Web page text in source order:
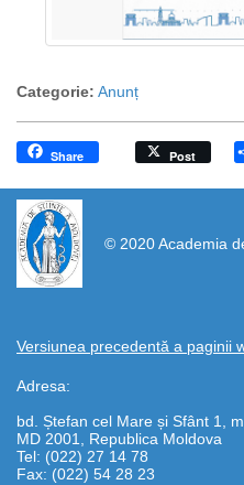
Categorie: Anunț
Share Post
© 2020 Academia
Versiunea precedentă a paginii
Adresa:
bd. Ștefan cel Mare și Sfânt 1,
MD 2001, Republica Moldova
Tel: (022) 27 14 78
Fax: (022) 54 28 23
https://propletenie.ru/